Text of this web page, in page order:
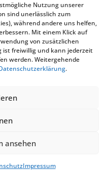
Nutzung unserer
sind unerlässlich zum
während andere uns helfen,
Mit einem Klick auf
von zusätzlichen
ist freiwillig und kann jederzeit
werden. Weitergehende
.
ansehen
Impressum